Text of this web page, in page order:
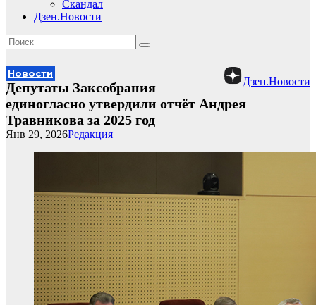
Скандал
Дзен.Новости
Дзен.Новости
Новости
Депутаты Заксобрания
единогласно утвердили отчёт Андрея
Травникова за 2025 год
Редакция
Янв 29, 2026